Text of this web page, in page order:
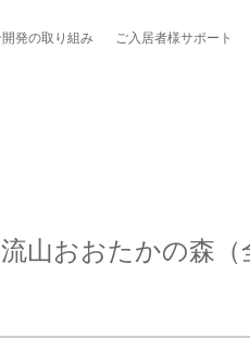
発の取り組み ご入居者様サポート
山おおたかの森（